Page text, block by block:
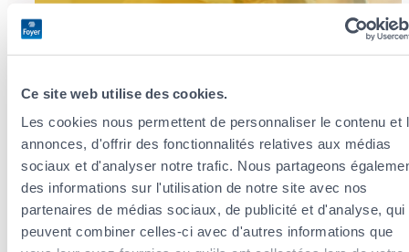
Ce site web utilise des cookies.
Les cookies nous permettent de personnaliser le contenu et
annonces, d'offrir des fonctionnalités relatives aux médias
sociaux et d'analyser notre trafic. Nous partageons
des informations sur l'utilisation de notre site avec nos
partenaires de médias sociaux, de publicité et d'analyse, qui
peuvent combiner celles-ci avec d'autres informations que
We have selected the indispensable covers for you.
Discover mobilé
Mobility